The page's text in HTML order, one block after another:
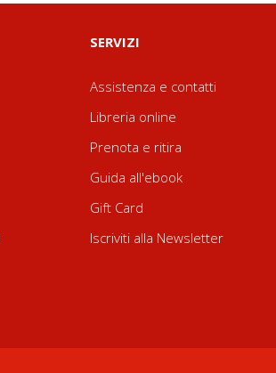
SERVIZI
Assistenza e contatti
Libreria online
Prenota e ritira
Guida all'ebook
Gift Card
Iscriviti alla Newsletter